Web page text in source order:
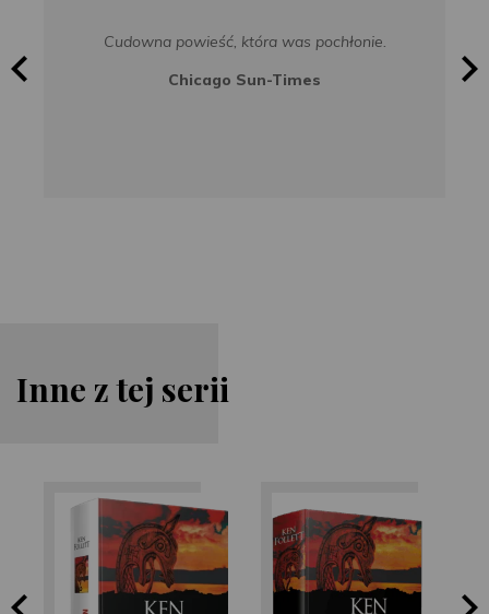
Cudowna powieść, która was pochłonie.
Chicago Sun-Times
Inne z tej serii
Ken Follett Ken Follett